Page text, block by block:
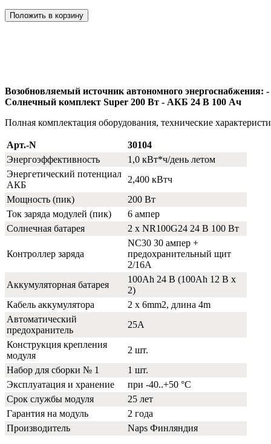
Возобновляемый источник автономного энергоснабжения: -
Солнечный комплект Super 200 Вт - АКБ 24 В 100 Ач
Полная комплектация оборудования, технические
Арт.-N
30104
Энергоэффективность
1,0 кВт*ч/день летом
Энергетический потенциал
АКБ
2,400 кВтч
Мощность (пик)
200 Вт
Ток заряда модулей (пик)
6 ампер
Солнечная батарея
2 х NR100G24 24 В 100 Вт
Контроллер заряда
NC30 30 ампер +
предохранительный щит
2/16A
Аккумуляторная батарея
100Ah 24 В (100Ah 12 В x
2)
Кабель аккумулятора
2 x 6mm2, длина 4m
Автоматический
предохранитель
25A
Конструкция крепления
модуля
2 шт.
Набор для сборки № 1
1 шт.
Эксплуатация и хранение
при -40..+50 °С
Срок службы модуля
25 лет
Гарантия на модуль
2 года
Производитель
Naps Финляндия